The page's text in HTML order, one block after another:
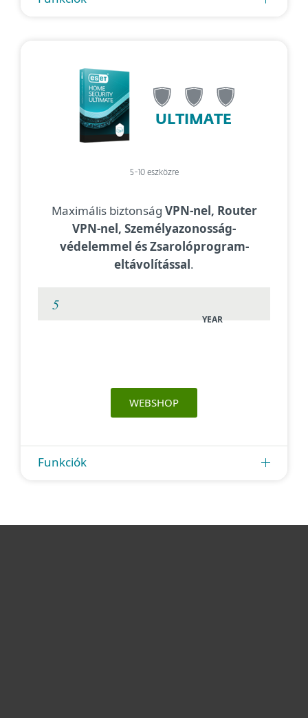
ULTIMATE
5-10 eszközre
Maximális biztonság VPN-nel, Router
VPN-nel, Személyazonosság-
védelemmel és Zsarolóprogram-
eltávolítással.
YEAR
WEBSHOP
Funkciók